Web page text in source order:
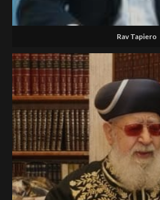
Rav Tapiero